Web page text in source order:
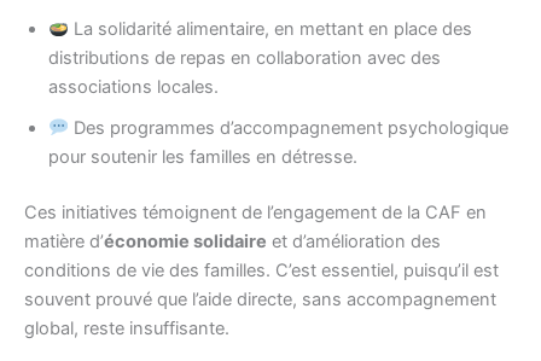
La solidarité alimentaire, en mettant en place des
distributions de repas en collaboration avec des
associations locales.
Des programmes d’accompagnement psychologique
pour soutenir les familles en détresse.
Ces initiatives témoignent de l’engagement de la CAF en
matière d’économie solidaire et d’amélioration des
conditions de vie des familles. C’est essentiel, puisqu’il est
souvent prouvé que l’aide directe, sans accompagnement
global, reste insuffisante.